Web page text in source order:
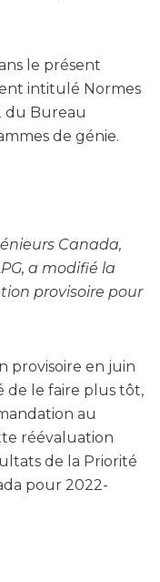
le présent
intitulé Normes
du Bureau
de génie.
Canada,
a modifié la
provisoire pour
provisoire en juin
de le faire plus tôt,
au
réévaluation
de la Priorité
pour 2022-